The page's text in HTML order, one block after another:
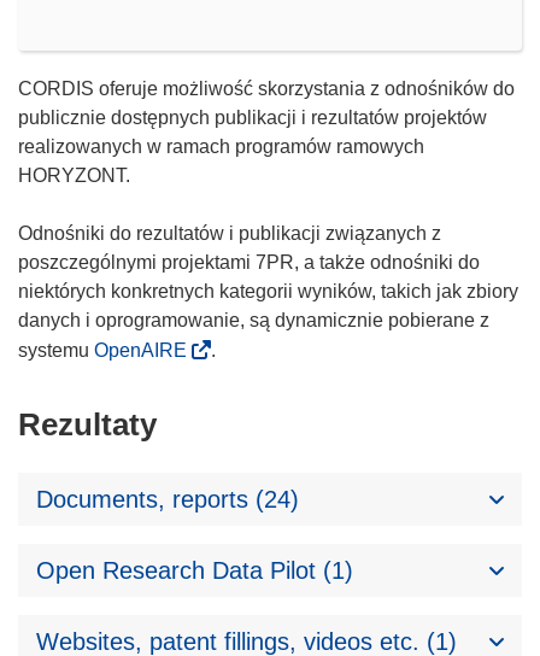
CORDIS oferuje możliwość skorzystania z odnośników do
publicznie dostępnych publikacji i rezultatów projektów
realizowanych w ramach programów ramowych
HORYZONT.
Odnośniki do rezultatów i publikacji związanych z
poszczególnymi projektami 7PR, a także odnośniki do
niektórych konkretnych kategorii wyników, takich jak zbiory
danych i oprogramowanie, są dynamicznie pobierane z
systemu OpenAIRE .
Rezultaty
Documents, reports (24)
Open Research Data Pilot (1)
Websites, patent fillings, videos etc. (1)